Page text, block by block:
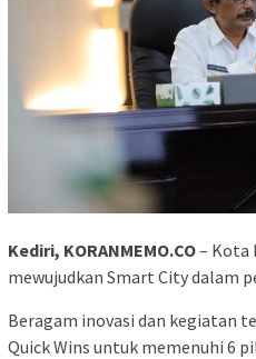
Kediri, KORANMEMO.CO– Kota
mewujudkan Smart City dalam
Beragam inovasi dan kegiatan
Quick Wins untuk memenuhi 6